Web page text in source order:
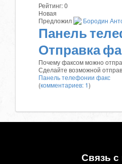
Рейтинг:0
Новая
Предложил
Бородин
Панель
Отправка
Почему факсом можно
Сделайте возможной
Панель телефонии факс
(комментариев: 1)
Связь